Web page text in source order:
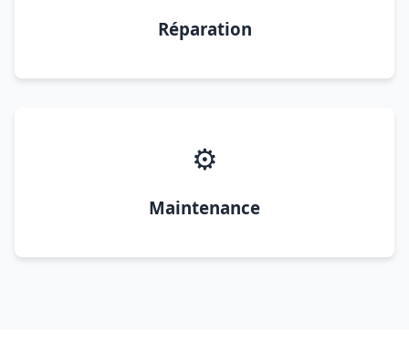
Réparation
⚙️
Maintenance